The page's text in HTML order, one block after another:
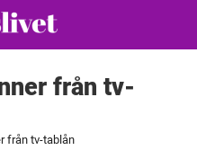
från tv-
från tv-tablån